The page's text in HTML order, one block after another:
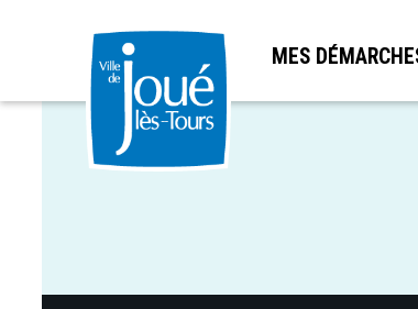
Aller
MES